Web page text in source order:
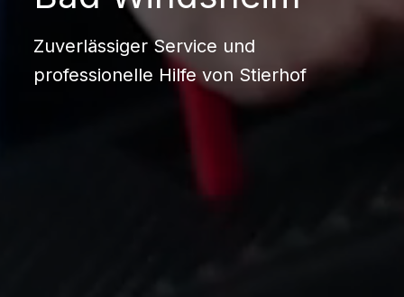
Zuverlässiger Service und
professionelle Hilfe von Stierhof